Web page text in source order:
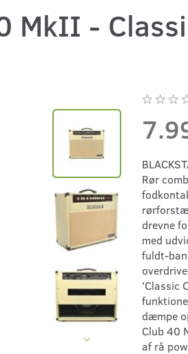
MkII -
Rør
drevne
med
fuldt-
'Classic
dæmpe
Club 40
af rå